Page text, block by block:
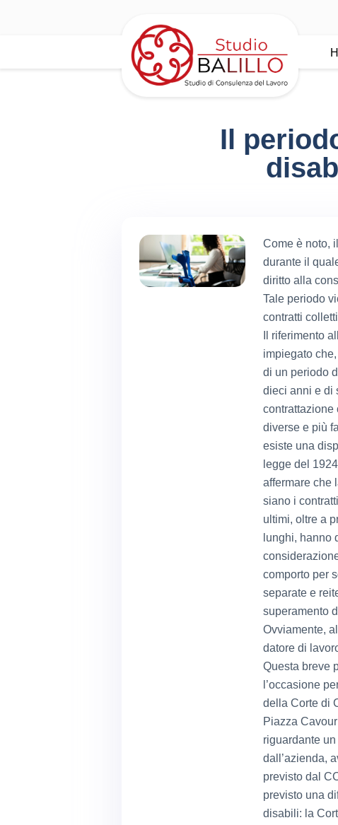
Il
Come è noto,
durante il
diritto alla
Tale periodo
contratti
Il riferimento
impiegato
di un periodo
dieci anni e di
contrattazione
diverse e più
esiste una
legge del
affermare che
siano i
ultimi, oltre a
lunghi, hanno
comporto per
separate e
superamento
Ovviamente,
datore di
Questa breve
l’occasione
della Corte di
Piazza
riguardante
dall’azienda,
previsto dal
previsto una
disabili: la